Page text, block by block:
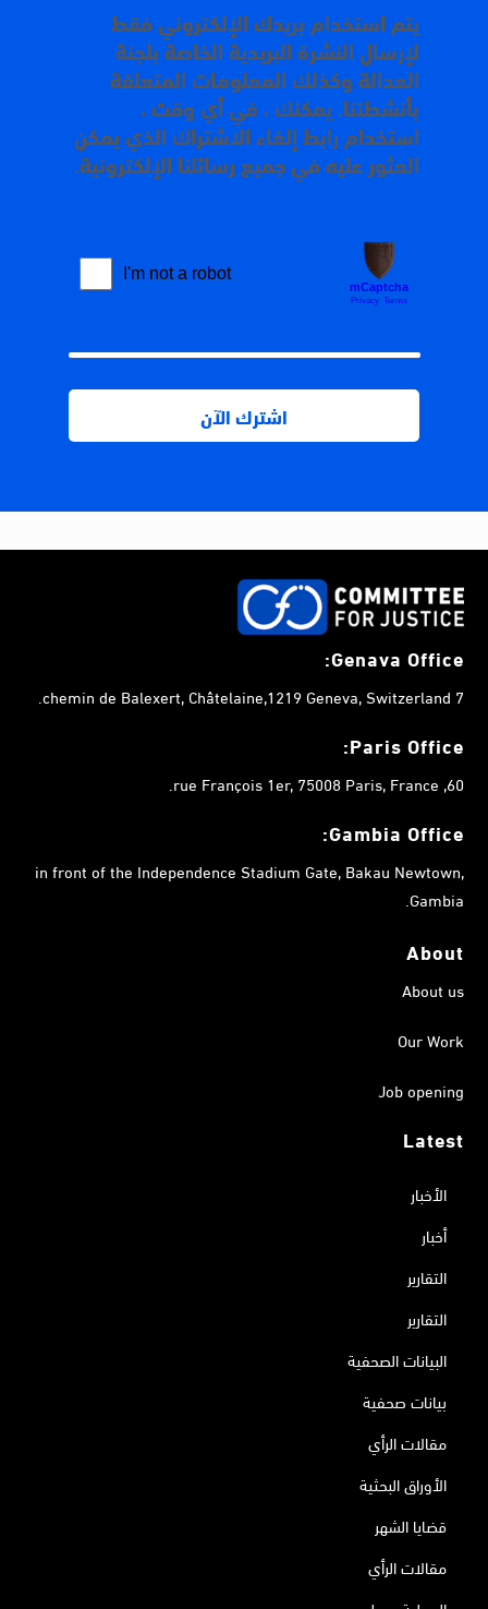
يتم استخدام بريدك الإلكتروني فقط
لإرسال النشرة البريدية الخاصة بلجنة
العدالة وكذلك المعلومات المتعلقة
بأنشطتنا. يمكنك ، في أي وقت ،
استخدام رابط إلغاء الاشتراك الذي يمكن
العثور عليه في جميع رسائلنا الإلكترونية.
Genava Office:
7 chemin de Balexert, Châtelaine,1219 Geneva, Switzerland.
Paris Office:
60, rue François 1er, 75008 Paris, France.
Gambia Office:
in front of the Independence Stadium Gate, Bakau Newtown,
Gambia.
About
About us
Our Work
Job opening
Latest
الأخبار
أخبار
التقارير
التقارير
البيانات الصحفية
بيانات صحفية
مقالات الرأي
الأوراق البحثية
قضايا الشهر
مقالات الرأي